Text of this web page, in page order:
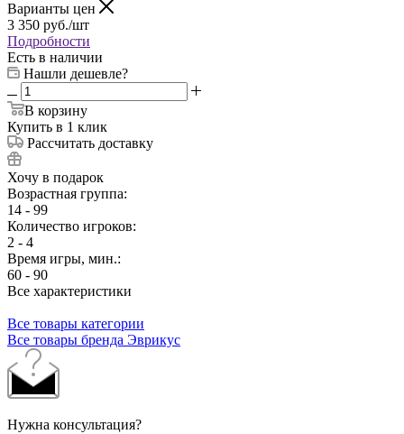
Варианты цен
3 350 руб./шт
Подробности
Есть в наличии
Нашли дешевле?
В корзину
Купить в 1 клик
Рассчитать доставку
Хочу в подарок
Возрастная группа:
14 - 99
Количество игроков:
2 - 4
Время игры, мин.:
60 - 90
Все характеристики
Все товары категории
Все товары бренда Эврикус
Нужна консультация?